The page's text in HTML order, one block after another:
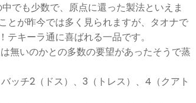
でも少数で、原点に還った製法といえま
とが昨今では多く見られますが、タオナで
キーラ通に喜ばれる一品です。
無いのかとの多数の要望があったそうで蒸
ッチ2（ドス）、3（トレス）、4（クアト